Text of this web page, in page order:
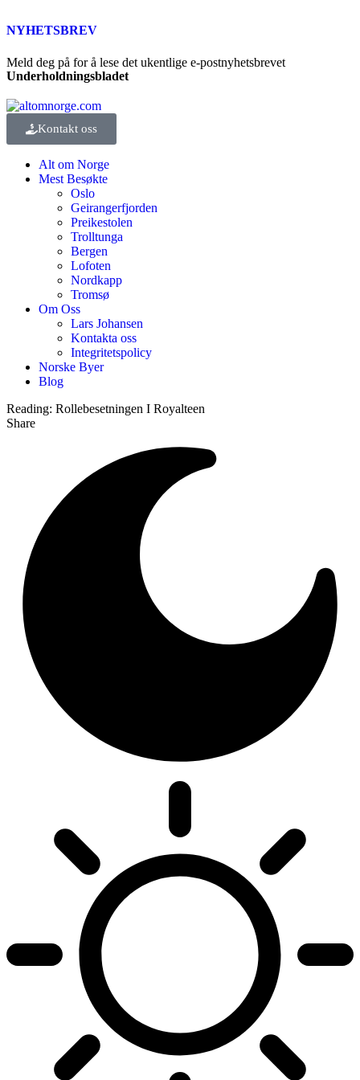
NYHETSBREV
Meld deg på for å lese det ukentlige e-postnyhetsbrevet
Underholdningsbladet
Kontakt oss
Alt om Norge
Mest Besøkte
Oslo
Geirangerfjorden
Preikestolen
Trolltunga
Bergen
Lofoten
Nordkapp
Tromsø
Om Oss
Lars Johansen
Kontakta oss
Integritetspolicy
Norske Byer
Blog
Reading: Rollebesetningen I Royalteen
Share